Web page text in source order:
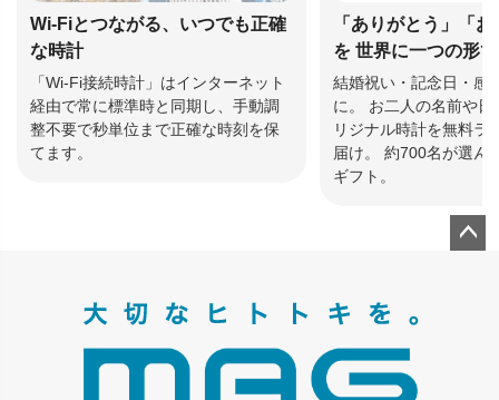
Wi-Fiとつながる、いつでも正確
な時計
「Wi-Fi接続時計」はインターネット
経由で常に標準時と同期し、手動調
整不要で秒単位まで正確な時刻を保
てます。
「ありがとう」「
を 世界に一つの形
結婚祝い・記念日・感
に。 お二人の名前や日
リジナル時計を無料ラ
届け。 約700名が選ん
ギフト。